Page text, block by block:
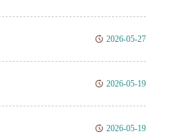
2026-05-27
2026-05-19
2026-05-19